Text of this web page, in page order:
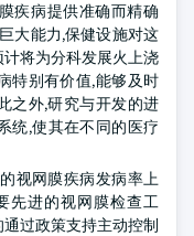
疾病提供准确而精确
大能力,保健设施对这
将为分科发展火上浇
特别有价值,能够及时
之外,研究与开发的进
统,使其在不同的医疗
视网膜疾病发病率上
先进的视网膜检查工
过政策支持主动控制